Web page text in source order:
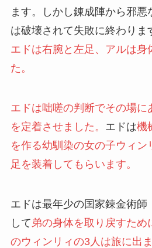
ます。しかし錬成陣から邪悪
は破壊されて失敗に終わりま
エドは右腕と左足、アルは身
た。
エドは咄嗟の判断でその場に
を定着させました。 エドは機
を作る幼馴染の女の子ウィン
足を装着してもらいます。
エドは最年少の国家錬金術師
して 弟の身体を取り戻すため
のウィンリィの3人は旅に出ま